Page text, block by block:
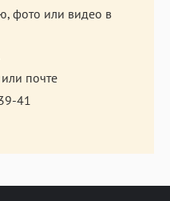
фото или видео в
почте
41